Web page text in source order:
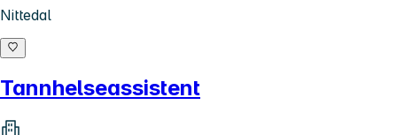
Nittedal
Tannhelseassistent